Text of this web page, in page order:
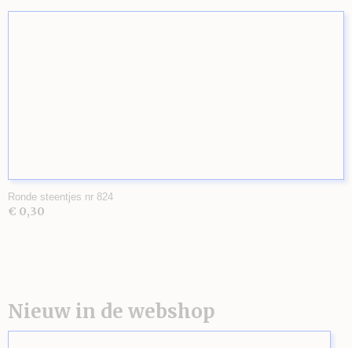
Ronde steentjes nr 824
€ 0,30
Nieuw in de webshop